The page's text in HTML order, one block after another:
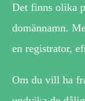
Det finns olika
domännamn.
en registrator,
Om du vill ha